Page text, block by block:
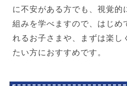
に不安がある方でも、視覚的
組みを学べますので、はじめ
れるお子さまや、まずは楽し
たい方におすすめです。